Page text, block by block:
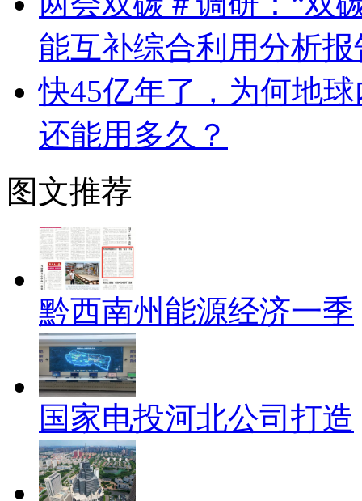
能互补综合利用分析报
快45亿年了，为何地
还能用多久？
图文推荐
黔西南州能源经济一季
国家电投河北公司打造